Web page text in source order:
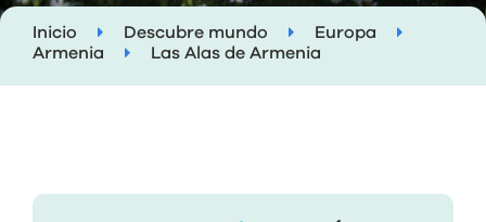
Inicio Descubre mundo
Europa
Armenia
Las Alas de Armenia